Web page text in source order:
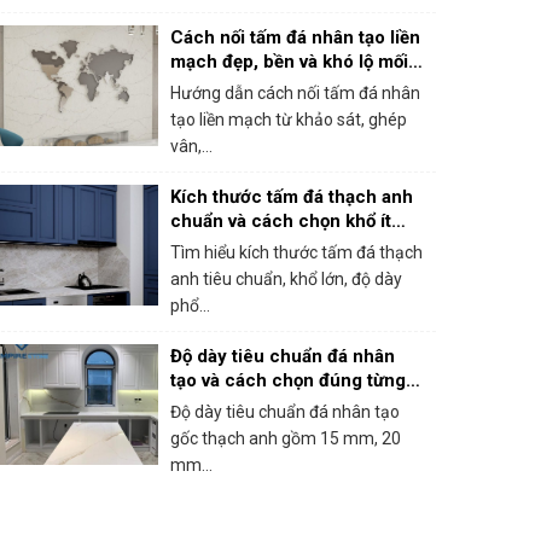
Cách nối tấm đá nhân tạo liền
mạch đẹp, bền và khó lộ mối
ghép
Hướng dẫn cách nối tấm đá nhân
tạo liền mạch từ khảo sát, ghép
vân,...
Kích thước tấm đá thạch anh
chuẩn và cách chọn khổ ít
hao hụt
Tìm hiểu kích thước tấm đá thạch
anh tiêu chuẩn, khổ lớn, độ dày
phổ...
Độ dày tiêu chuẩn đá nhân
tạo và cách chọn đúng từng
hạng mục
Độ dày tiêu chuẩn đá nhân tạo
gốc thạch anh gồm 15 mm, 20
mm...